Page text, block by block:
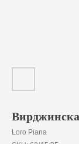
Loro Piana